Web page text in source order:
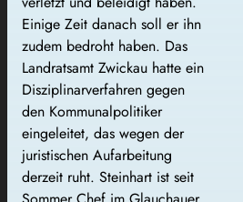
Einige Zeit danach soll er ihn
zudem bedroht haben. Das
Landratsamt Zwickau hatte ein
Disziplinarverfahren gegen
den Kommunalpolitiker
eingeleitet, das wegen der
juristischen Aufarbeitung
derzeit ruht. Steinhart ist seit